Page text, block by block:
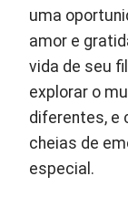
uma
amor e
vida de seu
explorar o
diferentes, e
cheias de
especial.